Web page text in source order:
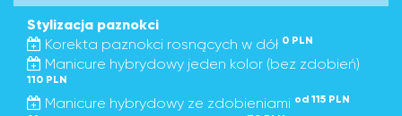
Stylizacja paznokci
Korekta paznokci rosnących w dół 0 PLN
Manicure hybrydowy jeden kolor (bez zdobień)
110 PLN
Manicure hybrydowy ze zdobieniami od 115 PLN